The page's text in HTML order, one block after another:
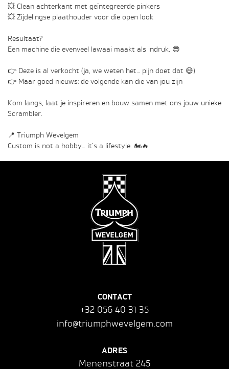
💥 Clean achterkant met geïntegreerde pinkers
💥 Zijdelingse plaathouder voor die open look
Resultaat?
Een machine die evenveel lawaai maakt als indruk. 😎
👉 Deze is al verkocht (ja, we weten het… pijn doet dat 😅)
👉 Maar goed nieuws: de volgende kan die van jou zijn
Kom langs, laat je inspireren en bouw samen met ons jouw unieke
Scrambler.
📍 Triumph Wevelgem
Custom is not a hobby… it’s a lifestyle. 🏍️🔥
CONTACT
+32 056 40 31 35
info@triumphwevelgem.com
ADRES
Menenstraat 245